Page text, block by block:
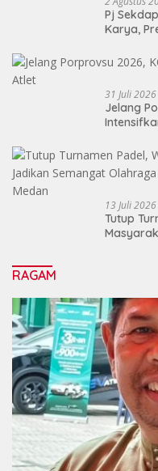
Pj
Karya,
31 Juli 2026
Jelang
13 Juli 2026
Tutup
RAGAM